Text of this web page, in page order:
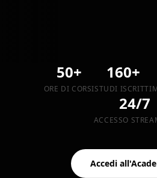
50+
ORE DI CORSI
160+
STUDI ISCRITTI
24/7
ACCESSO
Accedi